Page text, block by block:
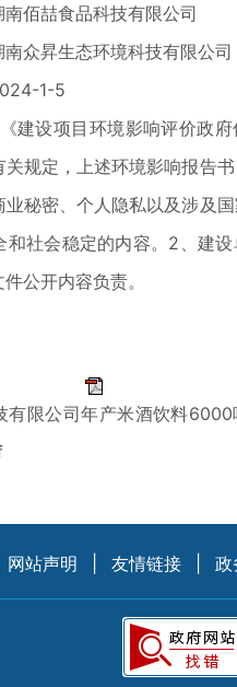
佰喆食品科技有限公司
众昇生态环境科技有限公司
1-5
设项目环境影响评价政府
规定，上述环境影响报告
秘密、个人隐私以及涉及
和社会稳定的内容。2、建
公开内容负责。
有限公司年产米酒饮料
网站声明 友情链接 政